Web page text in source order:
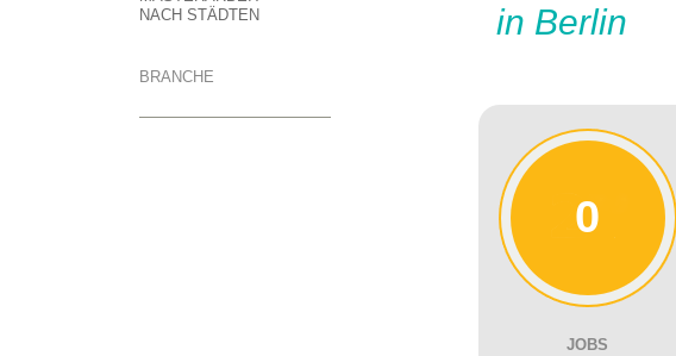
NACH STÄDTEN
BRANCHE
in Berlin
0
JOBS